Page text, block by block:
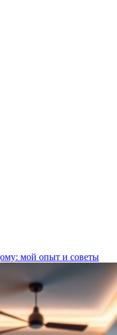
мой опыт и советы